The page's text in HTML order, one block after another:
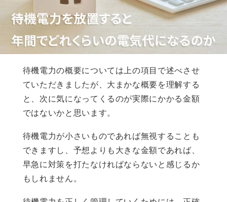
待機電力の概要については上の項目で述べさせ
ていただきましたが、大まかな概要を理解する
と、次に気になってくるのが実際にかかる金額
ではないかと思います。
待機電力が小さいものであれば無視することも
できますし、予想よりも大きな金額であれば、
早急に対策を打たなければならないと感じるか
もしれません。